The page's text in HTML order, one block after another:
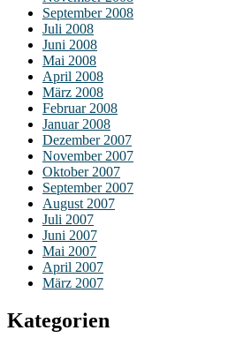
September 2008
Juli 2008
Juni 2008
Mai 2008
April 2008
März 2008
Februar 2008
Januar 2008
Dezember 2007
November 2007
Oktober 2007
September 2007
August 2007
Juli 2007
Juni 2007
Mai 2007
April 2007
März 2007
Kategorien